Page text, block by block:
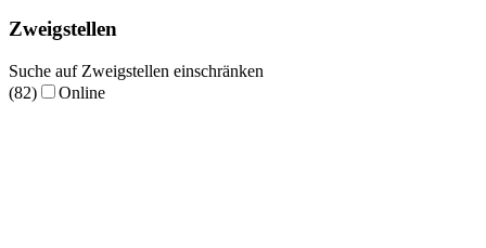
Zweigstellen
Suche auf Zweigstellen einschränken
(82)
Online